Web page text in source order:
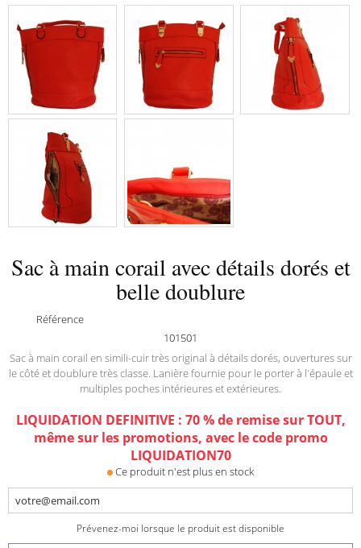
Sac à main corail avec détails dorés et
belle doublure
Référence
101501
Sac à main corail en simili-cuir très original à détails dorés, ouvertures sur
le côté et doublure très classe. Lanière fournie pour le porter à l'épaule et
multiples poches intérieures et extérieures.
LIQUIDATION DEFINITIVE : 70 % de remise sur TOUT,
même sur les promotions, avec le code promo
LIQUIDATION70
Ce produit n'est plus en stock
Prévenez-moi lorsque le produit est disponible